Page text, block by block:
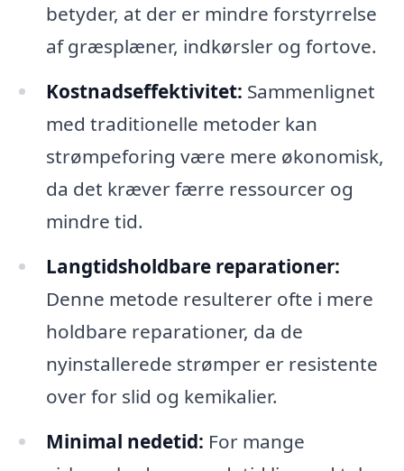
betyder, at der er mindre forstyrrelse
af græsplæner, indkørsler og fortove.
Kostnadseffektivitet: Sammenlignet
med traditionelle metoder kan
strømpeforing være mere økonomisk,
da det kræver færre ressourcer og
mindre tid.
Langtidsholdbare reparationer:
Denne metode resulterer ofte i mere
holdbare reparationer, da de
nyinstallerede strømper er resistente
over for slid og kemikalier.
Minimal nedetid: For mange